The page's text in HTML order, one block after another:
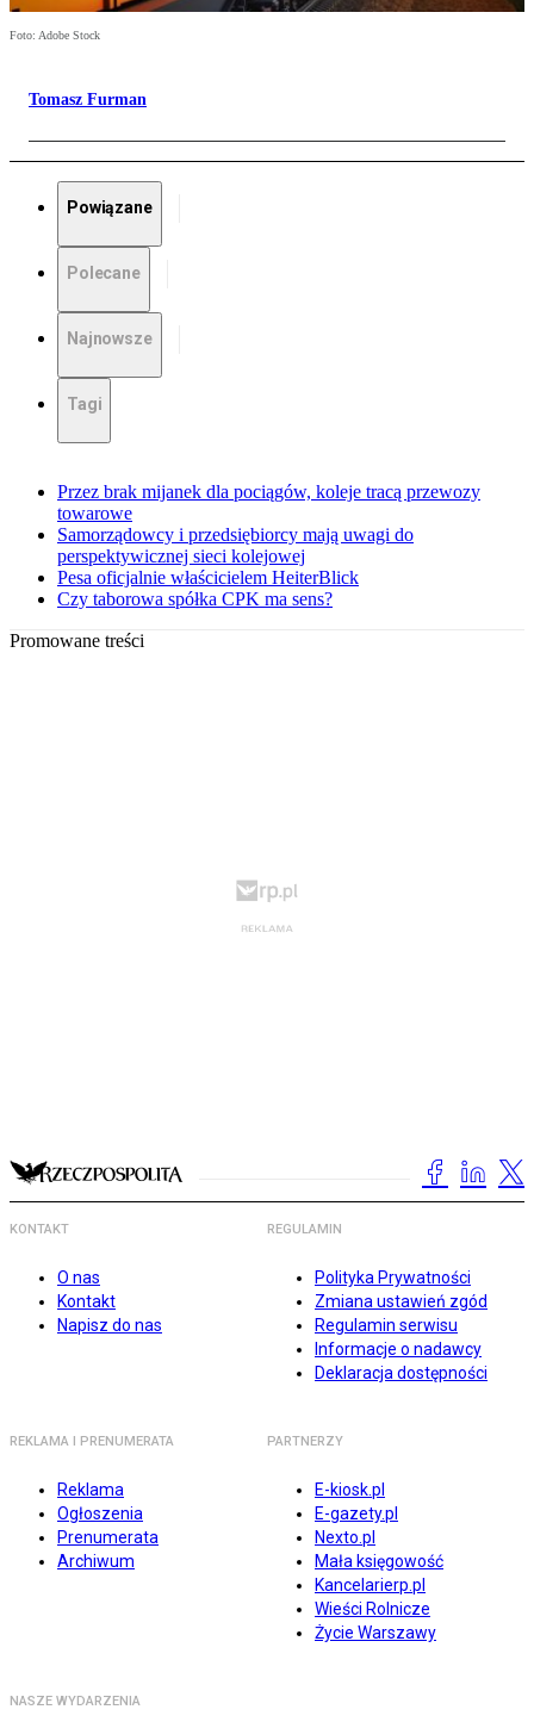
Foto: Adobe Stock
Tomasz Furman
Powiązane
Polecane
Najnowsze
Tagi
Przez brak mijanek dla pociągów, koleje tracą przewozy
towarowe
Samorządowcy i przedsiębiorcy mają uwagi do
perspektywicznej sieci kolejowej
Pesa oficjalnie właścicielem HeiterBlick
Czy taborowa spółka CPK ma sens?
Promowane treści
KONTAKT
O nas
Kontakt
Napisz do nas
REGULAMIN
Polityka Prywatności
Zmiana ustawień zgód
Regulamin serwisu
Informacje o nadawcy
Deklaracja dostępności
REKLAMA I PRENUMERATA
Reklama
Ogłoszenia
Prenumerata
Archiwum
PARTNERZY
E-kiosk.pl
E-gazety.pl
Nexto.pl
Mała księgowość
Kancelarierp.pl
Wieści Rolnicze
Życie Warszawy
NASZE WYDARZENIA